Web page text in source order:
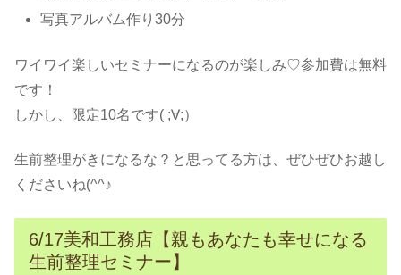
写真アルバム作り30分
ワイワイ楽しいセミナーになるのが楽しみ♡参加費は無料
です！
しかし、限定10名です( ;∀;）
生前整理がきになるな？と思ってる方は、ぜひぜひお越し
くださいね(^^♪
6/17美和工務店【親もあなたも幸せになる
生前整理セミナー】